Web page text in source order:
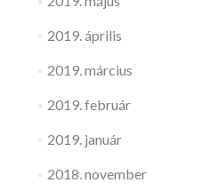
2019. április
2019. március
2019. február
2019. január
2018. november